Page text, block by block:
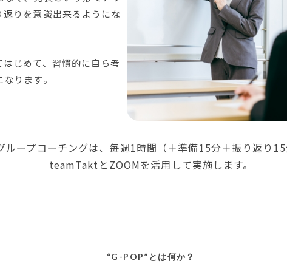
りを意識出来るようにな
じめて、習慣的に自ら考
ります。
ループコーチングは、毎週1時間（＋準備15分＋振り返り
teamTaktとZOOMを活用して実施します。
“G-POP”とは何か？